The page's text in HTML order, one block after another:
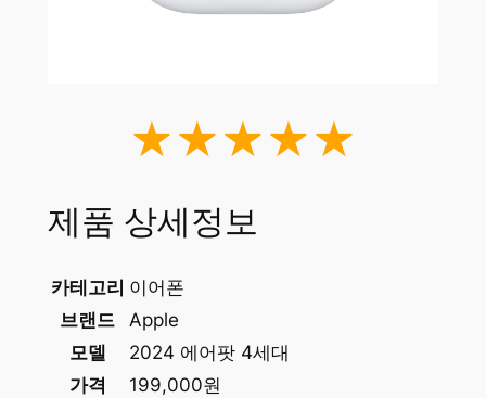
★★★★★
제품 상세정보
카테고리 이어폰
브랜드
Apple
모델
2024 에어팟 4세대
가격
199,000원